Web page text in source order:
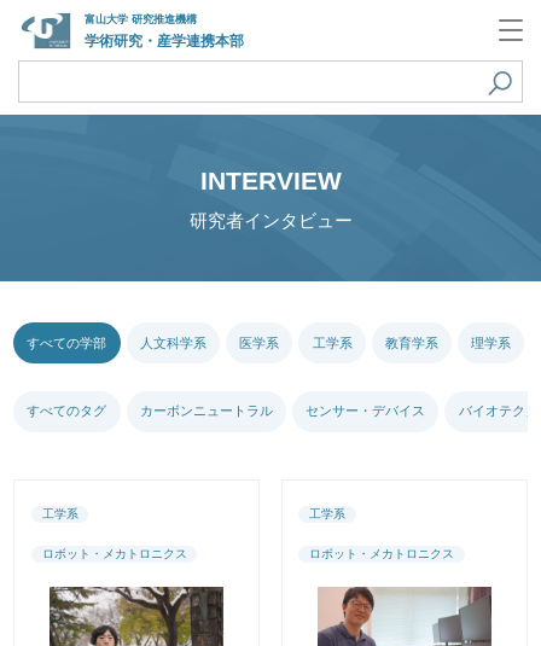
富山大学 研究推進機構
学術研究・産学連携本部
INTERVIEW
研究者インタビュー
すべての学部 人文科学系 医学系 工学系 教育学系 理学系
すべてのタグ カーボンニュートラル センサー・デバイス バイオテク
工学系
ロボット・メカトロニクス
工学系
ロボット・メカトロニクス